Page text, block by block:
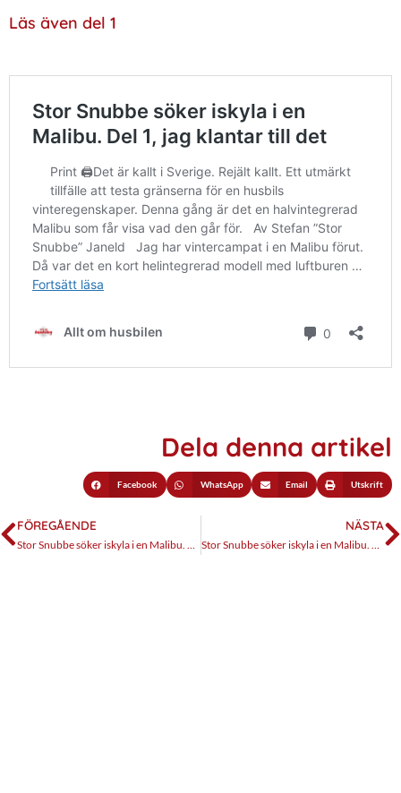
Läs även del 1
Dela denna artikel
Facebook WhatsApp Email Utskrift
FÖREGÅENDE
Stor Snubbe söker iskyla i en Malibu. Del 1, jag klantar till det
NÄSTA
Stor Snubbe söker iskyla i en Malibu. Del 3, summering och tips